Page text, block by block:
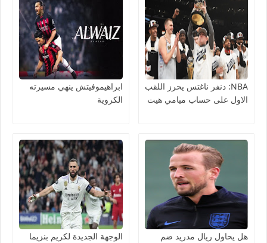
NBA: دنفر ناغتس يحرز اللقب
الاول على حساب ميامي هيت
ابراهيموفيتش ينهي مسيرته
الكروية
هل يحاول ريال مدريد ضم
الوجهة الجديدة لكريم بنزيما